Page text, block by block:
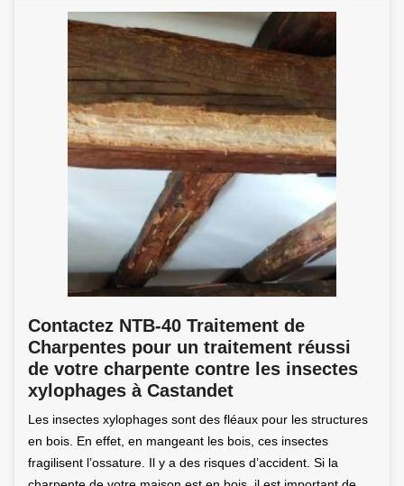
Contactez NTB-40 Traitement de
Charpentes pour un traitement réussi
de votre charpente contre les insectes
xylophages à Castandet
Les insectes xylophages sont des fléaux pour les structures
en bois. En effet, en mangeant les bois, ces insectes
fragilisent l’ossature. Il y a des risques d’accident. Si la